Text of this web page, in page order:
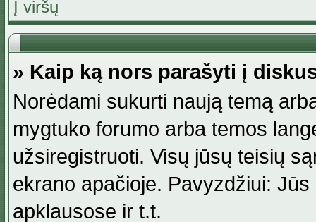
Į viršų
» Kaip ką nors parašyti į
Norėdami sukurti naują temą
mygtuko forumo arba temos
užsiregistruoti. Visų jūsų teisių
ekrano apačioje. Pavyzdžiui:
apklausose ir t.t.